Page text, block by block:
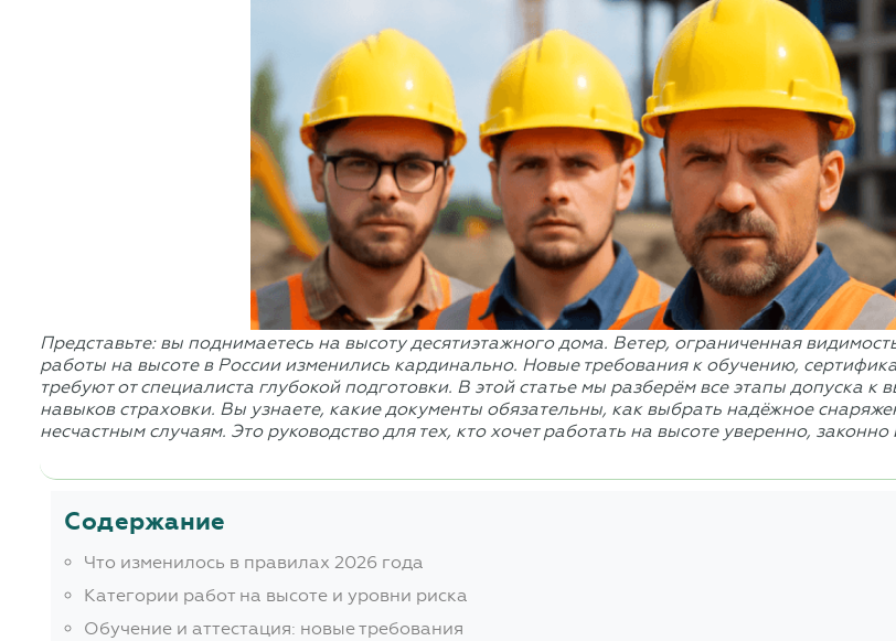
Представьте: вы поднимаетесь на высоту десятиэтажного дома. Ветер, ограниченная
работы на высоте в России изменились кардинально. Новые требования к обучению,
требуют от специалиста глубокой подготовки. В этой статье мы разберём все этапы допуска
навыков страховки. Вы узнаете, какие документы обязательны, как выбрать надёжное
несчастным случаям. Это руководство для тех, кто хочет работать на высоте уверенно,
Содержание
Что изменилось в правилах 2026 года
Категории работ на высоте и уровни риска
Обучение и аттестация: новые требования